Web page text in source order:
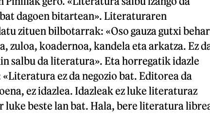
dagoen bitartean». Literaturaren
zituen bilbotarrak: «Oso gauza gutxi behar
zuloa, koadernoa, kandela eta arkatza. Ez
salbu da literatura». Eta horregatik idazle
ez da negozio bat. Editorea da
ez idazlea. Idazleak ez luke literaturaz
luke beste lan bat. Hala, bere literatura